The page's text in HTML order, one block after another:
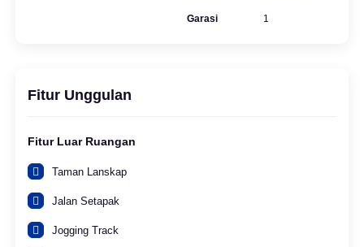
Garasi 1
Fitur Unggulan
Fitur Luar Ruangan
Taman Lanskap
Jalan Setapak
Jogging Track